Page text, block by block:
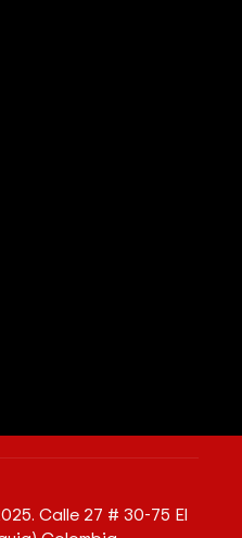
Calle 27 # 30-75 El